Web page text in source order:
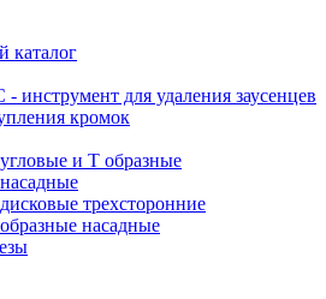
каталог
- инструмент для удаления заусенцев
кромок
и Т образные
трехсторонние
насадные